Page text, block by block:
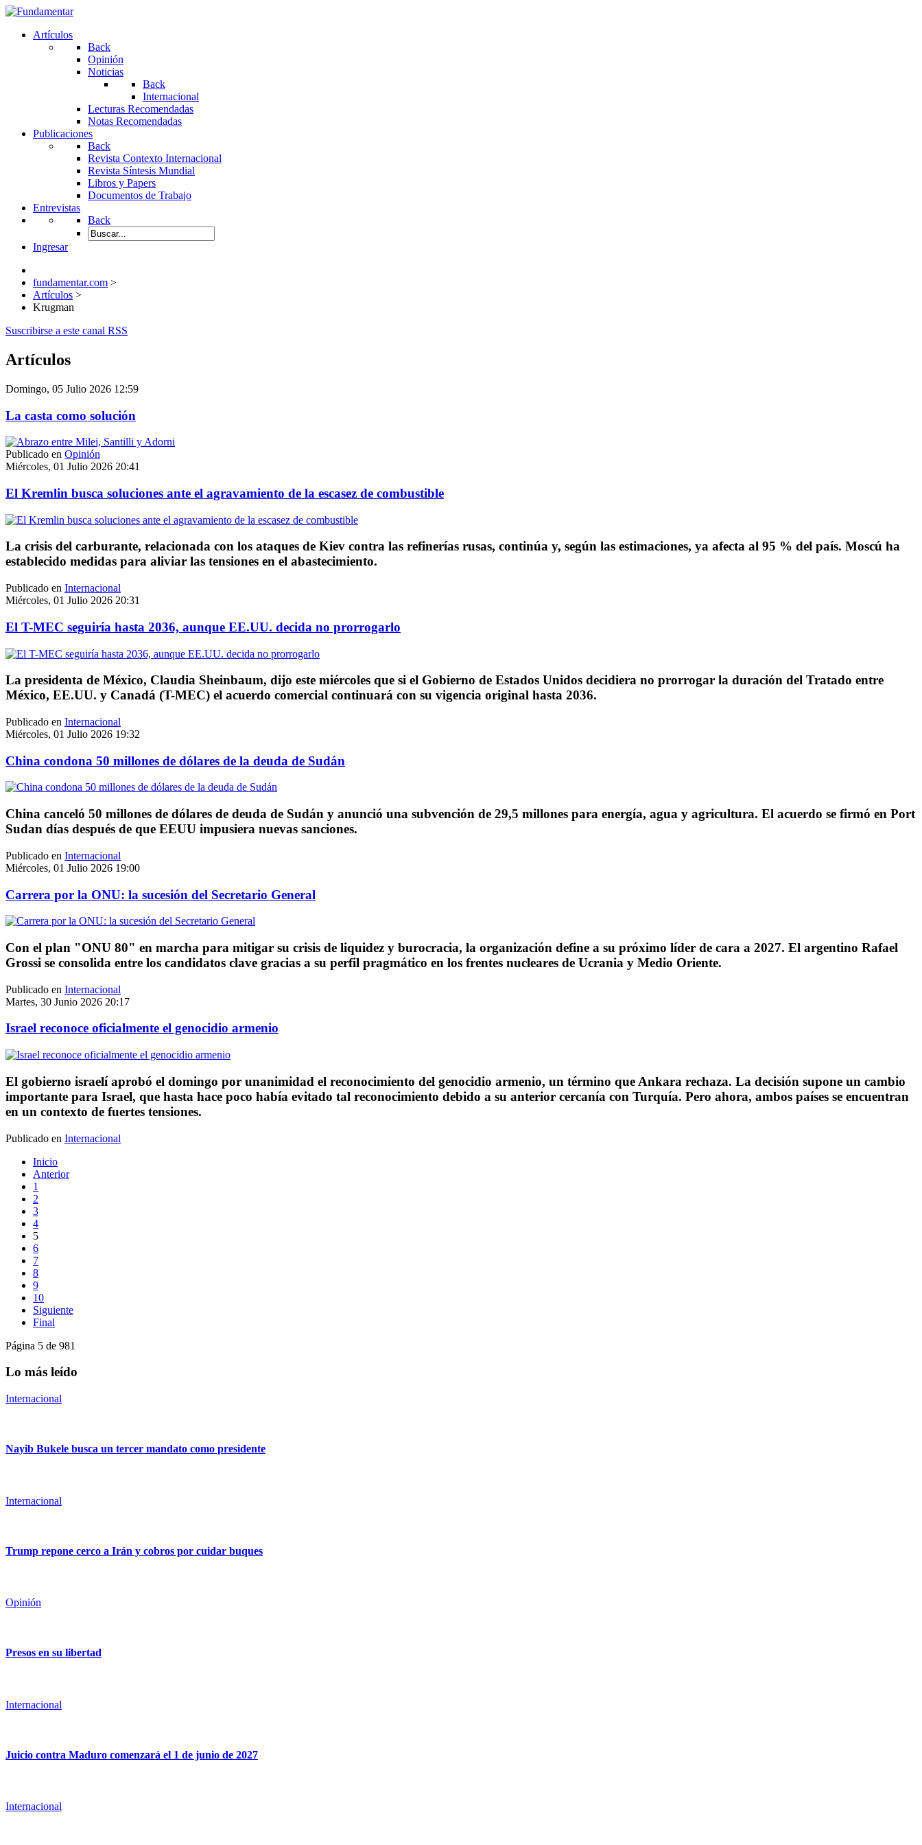
Artículos
Back
Opinión
Noticias
Back
Internacional
Lecturas Recomendadas
Notas Recomendadas
Publicaciones
Back
Revista Contexto Internacional
Revista Síntesis Mundial
Libros y Papers
Documentos de Trabajo
Entrevistas
Back
Ingresar
fundamentar.com >
Artículos >
Krugman
Suscribirse a este canal RSS
Artículos
Domingo, 05 Julio 2026 12:59
La casta como solución
Publicado en Opinión
Miércoles, 01 Julio 2026 20:41
El Kremlin busca soluciones ante el agravamiento de la escasez de combustible
La crisis del carburante, relacionada con los ataques de Kiev contra las refinerías rusas, continúa y, según las estimaciones, ya afecta al 95 % del país. Moscú ha
establecido medidas para aliviar las tensiones en el abastecimiento.
Publicado en Internacional
Miércoles, 01 Julio 2026 20:31
El T-MEC seguiría hasta 2036, aunque EE.UU. decida no prorrogarlo
La presidenta de México, Claudia Sheinbaum, dijo este miércoles que si el Gobierno de Estados Unidos decidiera no prorrogar la duración del Tratado entre
México, EE.UU. y Canadá (T-MEC) el acuerdo comercial continuará con su vigencia original hasta 2036.
Publicado en Internacional
Miércoles, 01 Julio 2026 19:32
China condona 50 millones de dólares de la deuda de Sudán
China canceló 50 millones de dólares de deuda de Sudán y anunció una subvención de 29,5 millones para energía, agua y agricultura. El acuerdo se firmó en Port
Sudan días después de que EEUU impusiera nuevas sanciones.
Publicado en Internacional
Miércoles, 01 Julio 2026 19:00
Carrera por la ONU: la sucesión del Secretario General
Con el plan "ONU 80" en marcha para mitigar su crisis de liquidez y burocracia, la organización define a su próximo líder de cara a 2027. El argentino Rafael
Grossi se consolida entre los candidatos clave gracias a su perfil pragmático en los frentes nucleares de Ucrania y Medio Oriente.
Publicado en Internacional
Martes, 30 Junio 2026 20:17
Israel reconoce oficialmente el genocidio armenio
El gobierno israelí aprobó el domingo por unanimidad el reconocimiento del genocidio armenio, un término que Ankara rechaza. La decisión supone un cambio
importante para Israel, que hasta hace poco había evitado tal reconocimiento debido a su anterior cercanía con Turquía. Pero ahora, ambos países se encuentran
en un contexto de fuertes tensiones.
Publicado en Internacional
Inicio
Anterior
1
2
3
4
5
6
7
8
9
10
Siguiente
Final
Página 5 de 981
Lo más leído
Internacional
Nayib Bukele busca un tercer mandato como presidente
Internacional
Trump repone cerco a Irán y cobros por cuidar buques
Opinión
Presos en su libertad
Internacional
Juicio contra Maduro comenzará el 1 de junio de 2027
Internacional